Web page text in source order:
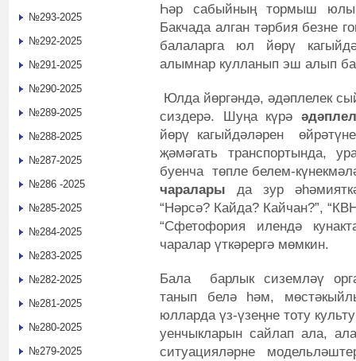
Һәр сабыйның тормыш
Бакчада алган тәрбия безне
балаларга юл йөрү
алымнар кулланып эш алып
Юлда йөргәндә, әдәплелек
сиздерә. Шуңа күрә
йөрү кагыйдәләрен
җәмәгать транспортында,
буенча төпле белем-
чаралары да зур
“Нәрсә? Кайда? Кайчан?”,
“Сфетофория илендә
чаралар үткәрергә мөмкин.
Бала барлык сиземләү
танып белә һәм,
юлларда үз-үзеңне тоту
уенчыкларын сайлап ала,
ситуацияләрне
№293-2025
№292-2025
№291-2025
№290-2025
№289-2025
№288-2025
№287-2025
№286 -2025
№285-2025
№284-2025
№283-2025
№282-2025
№281-2025
№280-2025
№279-2025